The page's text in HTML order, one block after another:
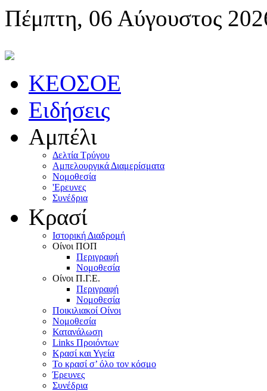
Πέμπτη, 06 Αύγουστος
KEOΣOE
Ειδήσεις
Αμπέλι
Δελτία Τρύγου
Αμπελουργικά Διαμερίσματα
Nομοθεσία
'Eρευνες
Συνέδρια
Κρασί
Iστορική Διαδρομή
Oίνοι ΠOΠ
Περιγραφή
Nομοθεσία
Oίνοι Π.Γ.E.
Περιγραφή
Νομοθεσία
Ποικιλιακοί Oίνοι
Nομοθεσία
Κατανάλωση
Links Προιόντων
Κρασί και Υγεία
To κρασί σ’ όλο τον κόσμο
Έρευνες
Συνέδρια